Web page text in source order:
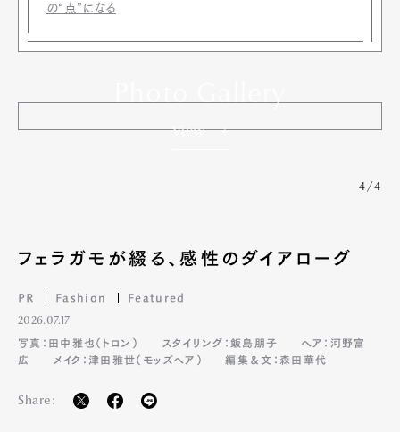
の“点”になる
Photo Gallery
View
4/4
フェラガモが綴る、感性のダイアローグ
PR Fashion Featured
2026.07.17
写真：田中雅也（トロン）
スタイリング：飯島朋子
ヘア：河野富
広
メイク：津田雅世（モッズヘア） 編集＆文：森田華代
Share: